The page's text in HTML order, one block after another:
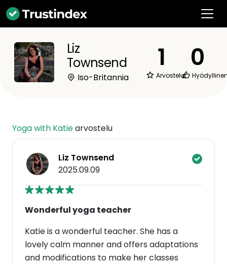
Liz
Townsend
Iso-Britannia
1
Arvostelut
0
Yoga with Katiearvostelu
Liz Townsend
2025.09.09
Wonderful yoga teacher
Katie is a wonderful teacher. She has a
lovely calm manner and offers adaptations
and modifications to make her classes